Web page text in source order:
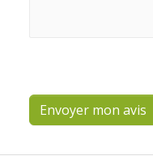
Envoyer mon avis